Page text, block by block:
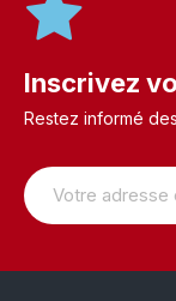
Inscrivez
Restez informé